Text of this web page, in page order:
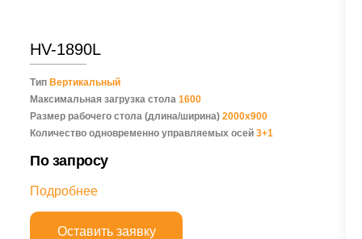
HV-1890L
Тип Вертикальный
Максимальная загрузка стола 1600
Размер рабочего стола (длина/ширина) 2000х900
Количество одновременно управляемых осей 3+1
По запросу
Подробнее
Оставить заявку